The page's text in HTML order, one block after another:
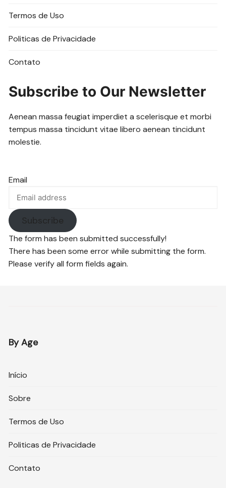
Termos de Uso
Politicas de Privacidade
Contato
Subscribe to Our Newsletter
Aenean massa feugiat imperdiet a scelerisque et morbi
tempus massa tincidunt vitae libero aenean tincidunt
molestie.
Email
Subscribe
The form has been submitted successfully!
There has been some error while submitting the form.
Please verify all form fields again.
By Age
Início
Sobre
Termos de Uso
Politicas de Privacidade
Contato